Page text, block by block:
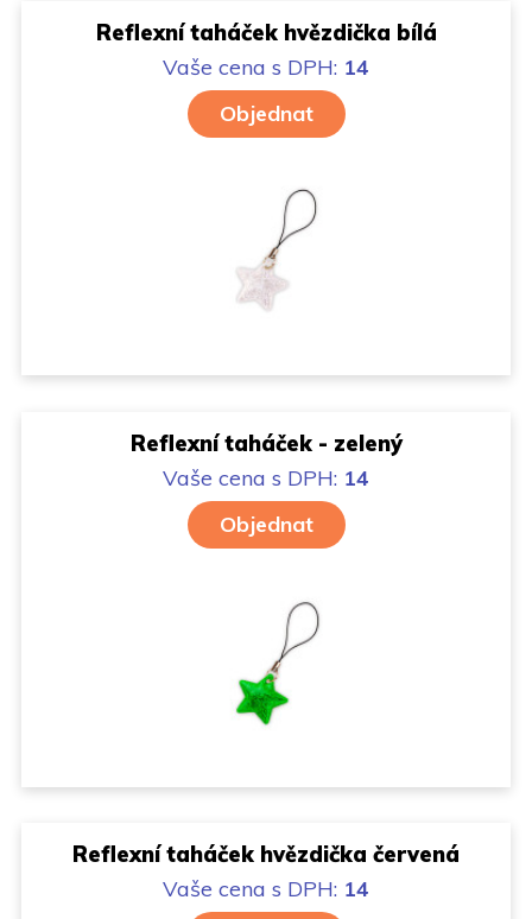
Reflexní taháček hvězdička bílá
Vaše cena s DPH: 14
Objednat
Reflexní taháček - zelený
Vaše cena s DPH: 14
Objednat
Reflexní taháček hvězdička červená
Vaše cena s DPH: 14